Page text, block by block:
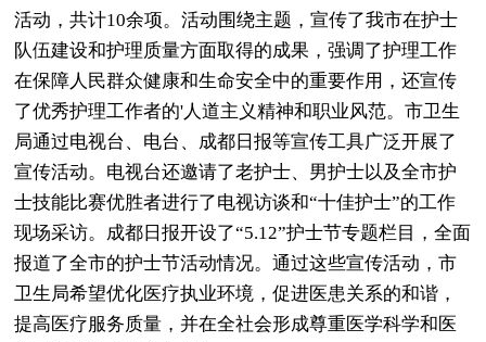
活动，共计10余项。活动围绕主题，宣传了我市在护士
队伍建设和护理质量方面取得的成果，强调了护理工作
在保障人民群众健康和生命安全中的重要作用，还宣传
了优秀护理工作者的'人道主义精神和职业风范。市卫生
局通过电视台、电台、成都日报等宣传工具广泛开展了
宣传活动。电视台还邀请了老护士、男护士以及全市护
士技能比赛优胜者进行了电视访谈和“十佳护士”的工作
现场采访。成都日报开设了“5.12”护士节专题栏目，全面
报道了全市的护士节活动情况。通过这些宣传活动，市
卫生局希望优化医疗执业环境，促进医患关系的和谐，
提高医疗服务质量，并在全社会形成尊重医学科学和医